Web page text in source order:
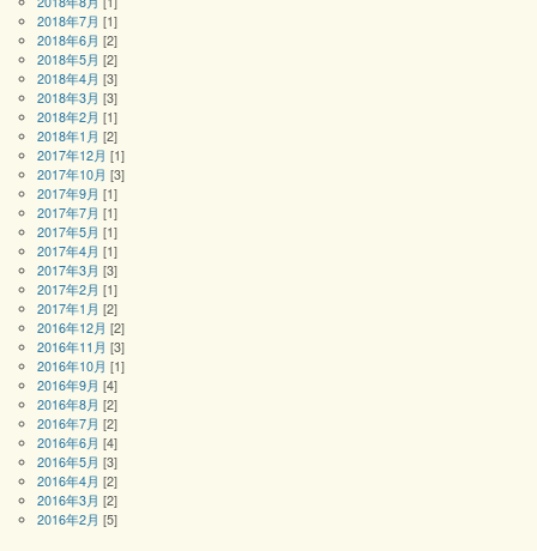
2018年7月 [1]
2018年6月 [2]
2018年5月 [2]
2018年4月 [3]
2018年3月 [3]
2018年2月 [1]
2018年1月 [2]
2017年12月 [1]
2017年10月 [3]
2017年9月 [1]
2017年7月 [1]
2017年5月 [1]
2017年4月 [1]
2017年3月 [3]
2017年2月 [1]
2017年1月 [2]
2016年12月 [2]
2016年11月 [3]
2016年10月 [1]
2016年9月 [4]
2016年8月 [2]
2016年7月 [2]
2016年6月 [4]
2016年5月 [3]
2016年4月 [2]
2016年3月 [2]
2016年2月 [5]